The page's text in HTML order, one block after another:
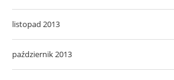
listopad 2013
październik 2013